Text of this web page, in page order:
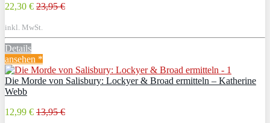
22,30 € 23,95 €
inkl. MwSt.
Details
ansehen *
Die Morde von Salisbury: Lockyer & Broad ermitteln – Katherine
Webb
12,99 € 13,95 €